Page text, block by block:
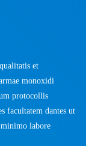
et
​​monoxidi
protocollis
facultatem dantes ut
minimo labore